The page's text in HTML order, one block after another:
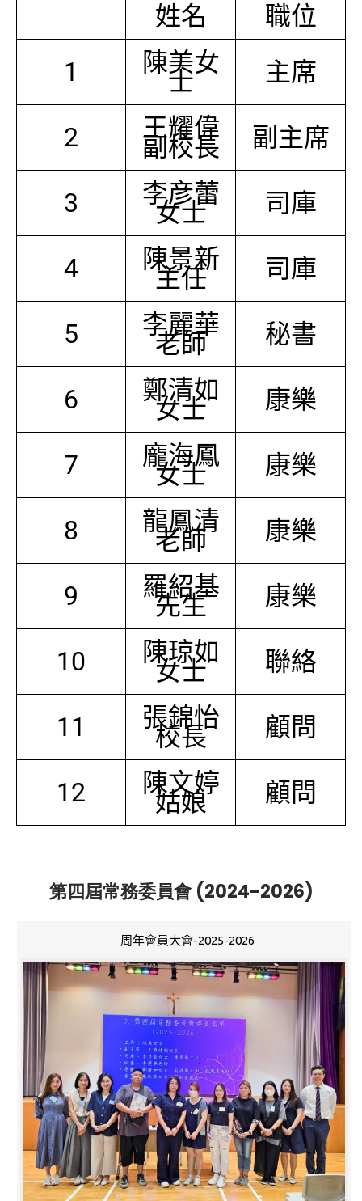
姓名
職位
1
陳美女
士 主席
2 王耀偉
副校長 副主席
3 李彦蕾
女士 司庫
4 陳景新
主任 司庫
5 李麗華
老師 秘書
6 鄭清如
女士 康樂
7 龐海鳳
女士 康樂
8 龍鳳清
老師 康樂
9 羅紹基
先生 康樂
10 陳琼如
女士 聯絡
11 張錦怡
校長 顧問
12 陳文婷
姑娘 顧問
第四屆常務委員會 (2024-2026)
周年會員大會-2025-2026